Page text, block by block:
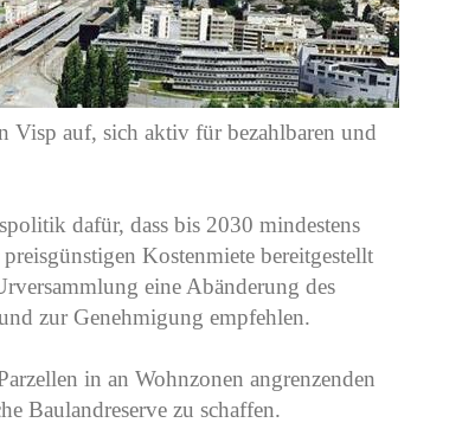
Visp auf, sich aktiv für bezahlbaren und
dafür, dass bis 2030 mindestens
Kostenmiete bereitgestellt
eine Abänderung des
zur Genehmigung empfehlen.
in an Wohnzonen angrenzenden
Baulandreserve zu schaffen.